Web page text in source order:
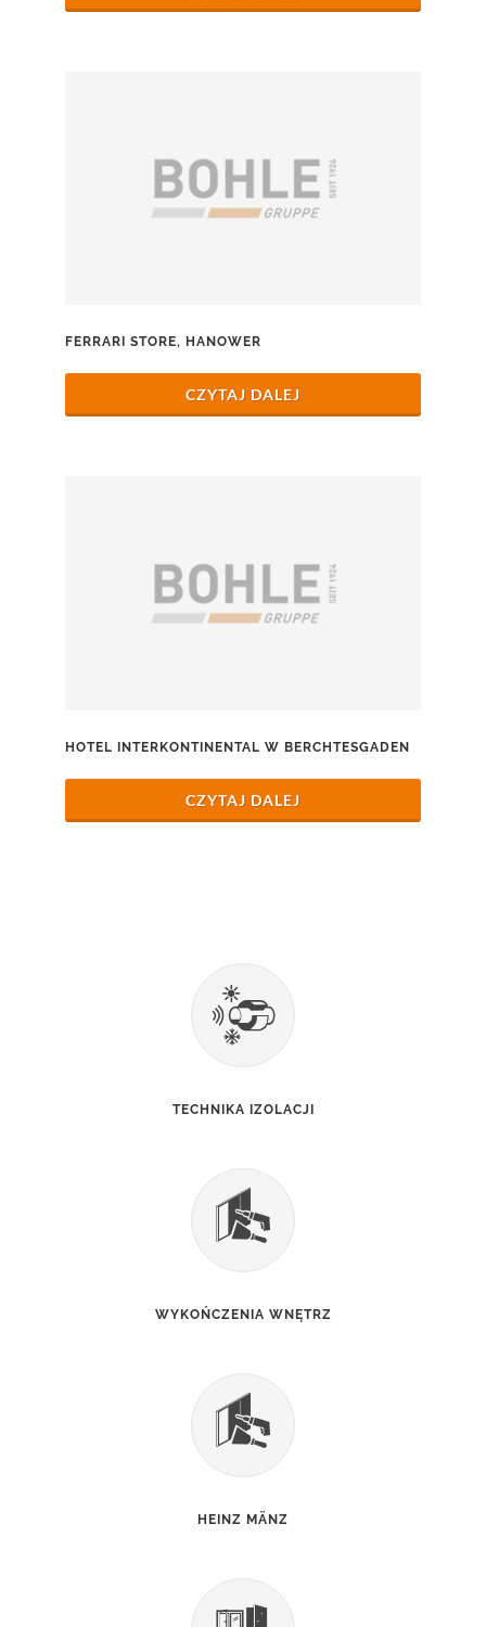
FERRARI STORE, HANOWER
CZYTAJ DALEJ
HOTEL INTERKONTINENTAL W BERCHTESGADEN
CZYTAJ DALEJ
TECHNIKA IZOLACJI
WYKOŃCZENIA WNĘTRZ
HEINZ MÄNZ